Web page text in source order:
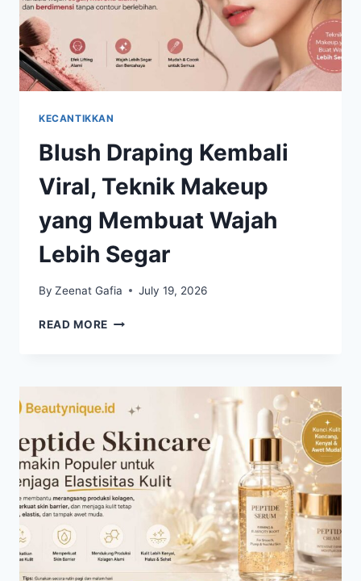
KECANTIKKAN
Blush Draping Kembali
Viral, Teknik Makeup
yang Membuat Wajah
Lebih Segar
By Zeenat Gafia July 19, 2026
READ MORE BLUSH
TEKNIK
MAKEUP
MEMBUAT
WAJAH
LEBIH
SEGAR